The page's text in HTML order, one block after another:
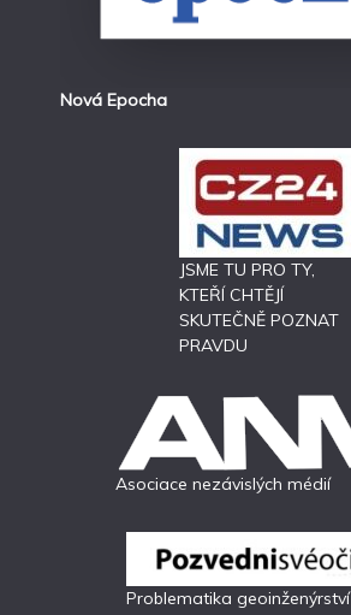
Nová Epocha
JSME TU PRO TY,
KTEŘÍ CHTĚJÍ
SKUTEČNĚ POZNAT
PRAVDU
Asociace nezávislých médií
Problematika geoinženýrství